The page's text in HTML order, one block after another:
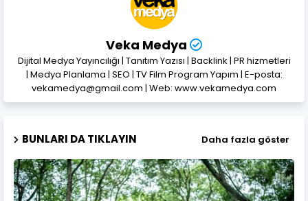
Veka Medya
Dijital Medya Yayıncılığı | Tanıtım Yazısı | Backlink | PR hizmetleri
| Medya Planlama | SEO | TV Film Program Yapım | E-posta:
vekamedya@gmail.com | Web: www.vekamedya.com
BUNLARI DA TIKLAYIN Daha fazla göster